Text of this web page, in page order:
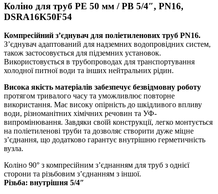
Коліно для труб PE 50 мм / РВ 5/4″, PN16,
DSRA16K50F54
Компресійний з’єднувач для поліетиленових труб PN16.
З’єднувач адаптований для надземних водопровідних систем,
також застосовується для підземних установок.
Використовується в трубопроводах для транспортування
холодної питної води та інших нейтральних рідин.
Висока якість матеріалів забезпечує безвідмовну роботу
протягом тривалого часу та уможливлює повторне
використання. Має високу опірність до шкідливого впливу
води, різноманітних хімічних речовин та УФ-
випромінювання. Завдяки своїй конструкції, легко монтується
на поліетиленові труби та дозволяє створити дуже міцне
з’єднання, що додатково гарантує внутрішню герметичність
вузла.
Коліно 90° з компресійним з’єднанням для труб з однієї
сторони та різьбовим з’єднанням з іншої.
Різьба: внутрішня 5/4″